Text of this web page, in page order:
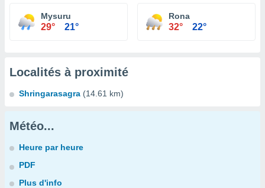
Mysuru
29° 21°
Rona
32° 22°
Localités à proximité
Shringarasagra (14.61 km)
Météo...
Heure par heure
PDF
Plus d'info